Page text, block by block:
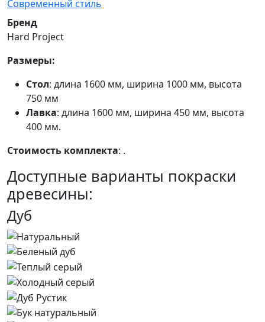
Современный стиль
Бренд
Hard Project
Размеры:
Стол: длина 1600 мм, ширина 1000 мм, высота
750 мм
Лавка: длина 1600 мм, ширина 450 мм, высота
400 мм.
Стоимость комплекта: .
Доступные варианты покраски
древесины:
Дуб